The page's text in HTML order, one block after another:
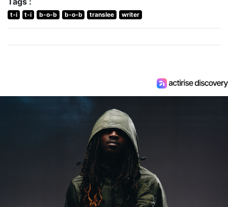
t-i t-i b-o-b b-o-b translee writer